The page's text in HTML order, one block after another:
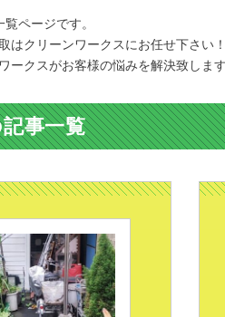
ページです。
はクリーンワークスにお任せ下さい
ークスがお客様の悩みを解決致します
事一覧